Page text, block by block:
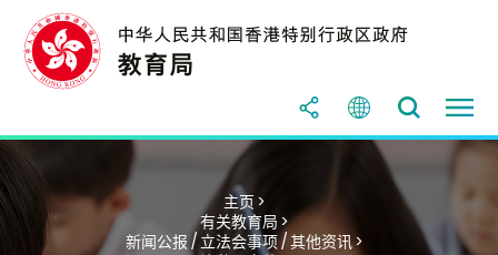
主页 >
有关教育局 >
新闻公报 / 立法会事项 / 其他资讯 >